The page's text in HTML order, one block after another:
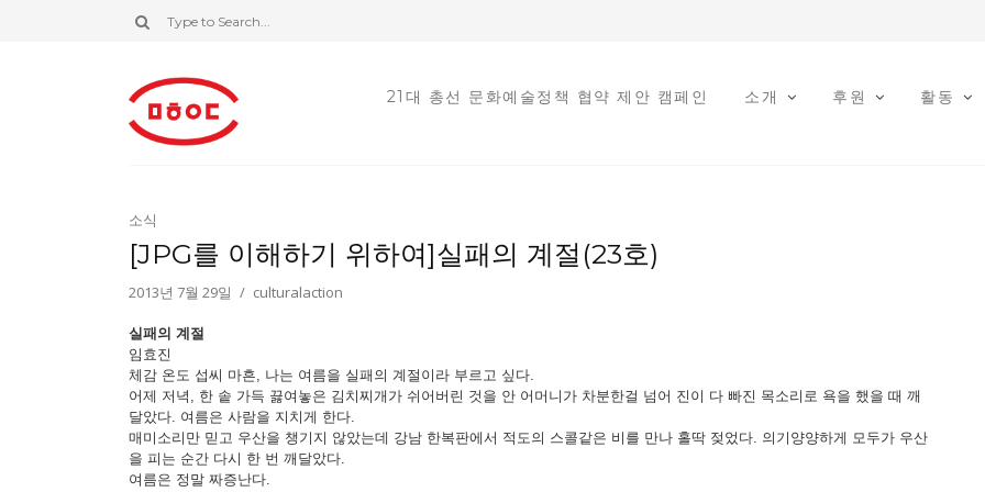
21대 총선 문화예술정책 협약 제안 캠페인 소개 후원 활동
소식
[JPG를 이해하기 위하여]실패의 계절(23호)
2013년 7월 29일 culturalaction
실패의 계절
임효진
체감 온도 섭씨 마흔, 나는 여름을 실패의 계절이라 부르고 싶다.
어제 저녁, 한 솥 가득 끓여놓은 김치찌개가 쉬어버린 것을 안 어머니가 차분한걸 넘어 진이 다 빠진 목소리로 욕을 했을 때 깨
달았다. 여름은 사람을 지치게 한다.
매미소리만 믿고 우산을 챙기지 않았는데 강남 한복판에서 적도의 스콜같은 비를 만나 홀딱 젖었다. 의기양양하게 모두가 우산
을 피는 순간 다시 한 번 깨달았다.
여름은 정말 짜증난다.